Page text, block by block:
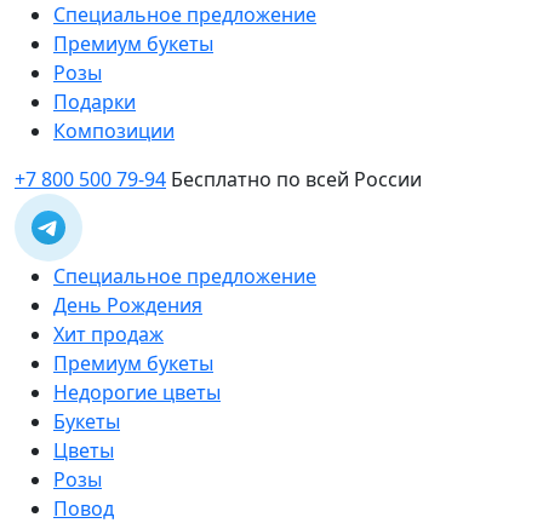
Специальное предложение
Премиум букеты
Розы
Подарки
Композиции
+7 800 500 79-94 Бесплатно по всей России
Специальное предложение
День Рождения
Хит продаж
Премиум букеты
Недорогие цветы
Букеты
Цветы
Розы
Повод